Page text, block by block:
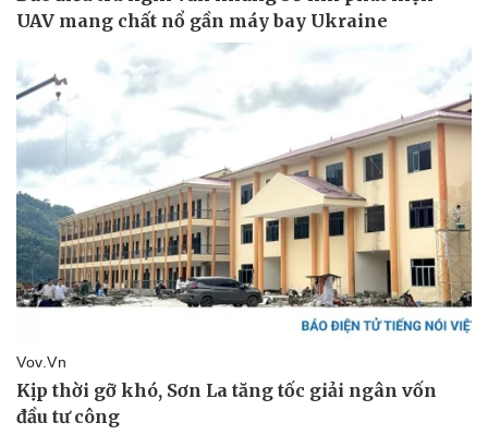
Bóng đá
Thế giới thể thao
eSports
Hậu trường
Ô tô